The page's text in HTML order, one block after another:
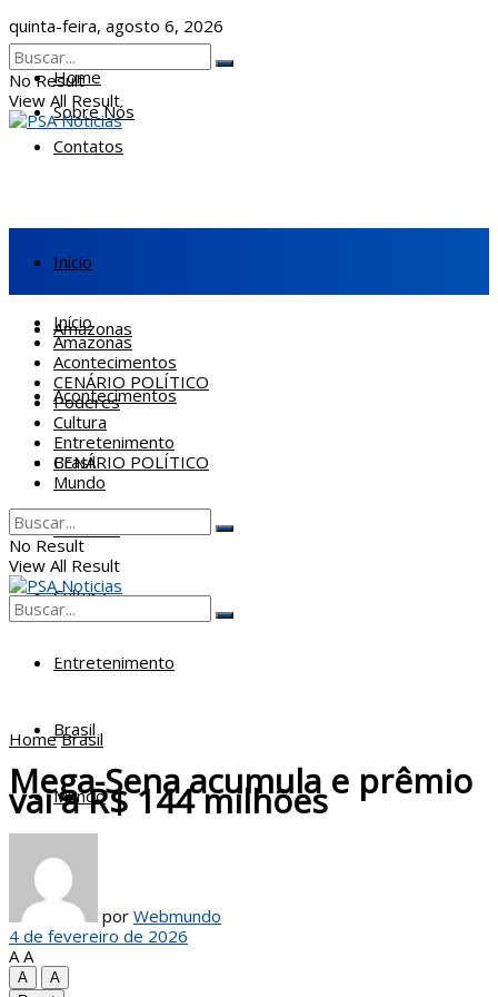
quinta-feira, agosto 6, 2026
Home
Sobre Nós
Contatos
No Result
View All Result
Início
Amazonas
Acontecimentos
CENÁRIO POLÍTICO
Poderes
Cultura
Entretenimento
Brasil
Mundo
Início
Amazonas
Acontecimentos
CENÁRIO POLÍTICO
Poderes
Cultura
Entretenimento
Brasil
Mundo
No Result
View All Result
View All Result
Home Brasil
Mega-Sena acumula e prêmio
vai a R$ 144 milhões
por Webmundo
4 de fevereiro de 2026
A A
A
A